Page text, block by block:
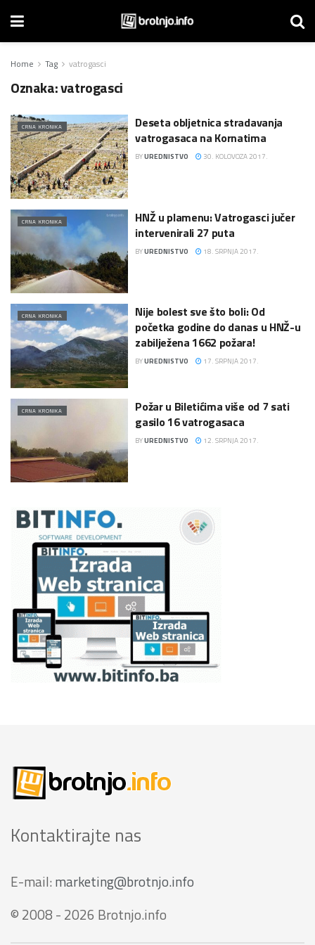
Home Tag vatrogasci
Oznaka:vatrogasci
CRNA KRONIKA
Deseta obljetnica stradavanja
vatrogasaca na Kornatima
BYUREDNISTVO 30. KOLOVOZA 2017.
CRNA KRONIKA
HNŽ u plamenu: Vatrogasci jučer
intervenirali 27 puta
BYUREDNISTVO 18. SRPNJA 2017.
CRNA KRONIKA
Nije bolest sve što boli: Od
početka godine do danas u HNŽ-u
zabilježena 1662 požara!
BYUREDNISTVO 17. SRPNJA 2017.
CRNA KRONIKA
Požar u Biletićima više od 7 sati
gasilo 16 vatrogasaca
BYUREDNISTVO 12. SRPNJA 2017.
Kontaktirajte nas
E-mail: marketing@brotnjo.info
© 2008 - 2026 Brotnjo.info